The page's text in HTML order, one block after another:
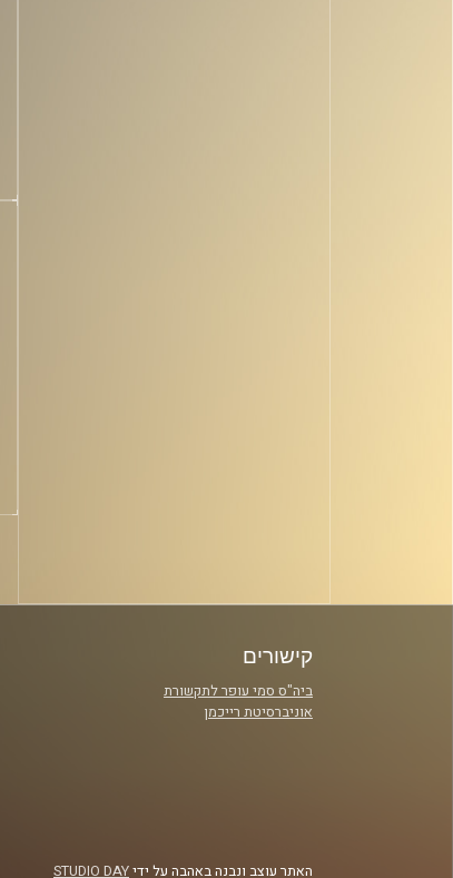
קישורים
ביה"ס סמי עופר לתקשורת
אוניברסיטת רייכמן
האתר עוצב ונבנה באהבה על ידיSTUDIO DAY